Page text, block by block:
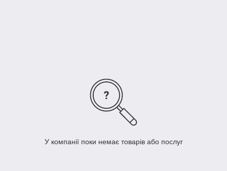
У компанії поки немає товарів або послуг